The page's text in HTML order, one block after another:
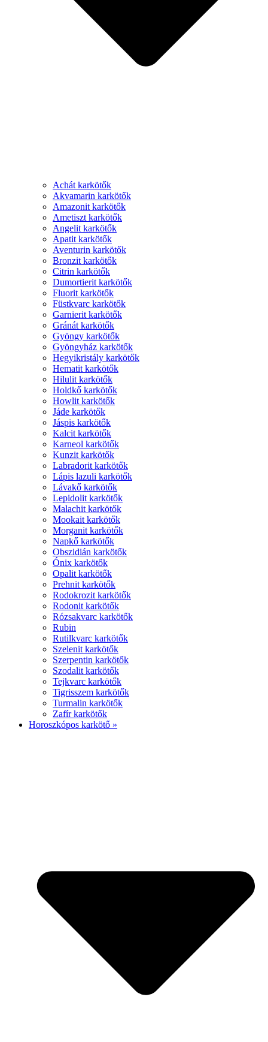
Achát karkötők
Akvamarin karkötők
Amazonit karkötők
Ametiszt karkötők
Angelit karkötők
Apatit karkötők
Aventurin karkötők
Bronzit karkötők
Citrin karkötők
Dumortierit karkötők
Fluorit karkötők
Füstkvarc karkötők
Garnierit karkötők
Gránát karkötők
Gyöngy karkötők
Gyöngyház karkötők
Hegyikristály karkötők
Hematit karkötők
Hilulit karkötők
Holdkő karkötők
Howlit karkötők
Jáde karkötők
Jáspis karkötők
Kalcit karkötők
Karneol karkötők
Kunzit karkötők
Labradorit karkötők
Lápis lazuli karkötők
Lávakő karkötők
Lepidolit karkötők
Malachit karkötők
Mookait karkötők
Morganit karkötők
Napkő karkötők
Obszidián karkötők
Ónix karkötők
Opalit karkötők
Prehnit karkötők
Rodokrozit karkötők
Rodonit karkötők
Rózsakvarc karkötők
Rubin
Rutilkvarc karkötők
Szelenit karkötők
Szerpentin karkötők
Szodalit karkötők
Tejkvarc karkötők
Tigrisszem karkötők
Turmalin karkötők
Zafír karkötők
Horoszkópos karkötő »